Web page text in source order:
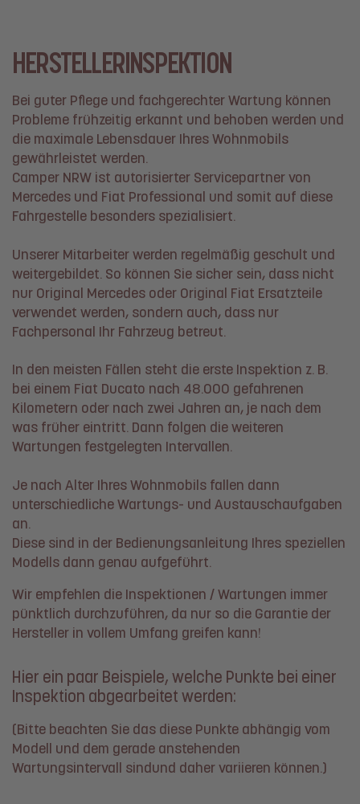
HERSTELLERINSPEKTION
Bei guter Pflege und fachgerechter Wartung können
Probleme frühzeitig erkannt und behoben werden und
die maximale Lebensdauer Ihres Wohnmobils
gewährleistet werden.
Camper NRW ist autorisierter Servicepartner von
Mercedes und Fiat Professional und somit auf diese
Fahrgestelle besonders spezialisiert.
Unserer Mitarbeiter werden regelmäßig geschult und
weitergebildet. So können Sie sicher sein, dass nicht
nur Original Mercedes oder Original Fiat Ersatzteile
verwendet werden, sondern auch, dass nur
Fachpersonal Ihr Fahrzeug betreut.
In den meisten Fällen steht die erste Inspektion z. B.
bei einem Fiat Ducato nach 48.000 gefahrenen
Kilometern oder nach zwei Jahren an, je nach dem
was früher eintritt. Dann folgen die weiteren
Wartungen festgelegten Intervallen.
Je nach Alter Ihres Wohnmobils fallen dann
unterschiedliche Wartungs- und Austauschaufgaben
an.
Diese sind in der Bedienungsanleitung Ihres speziellen
Modells dann genau aufgeführt.
Wir empfehlen die Inspektionen / Wartungen immer
pünktlich durchzuführen, da nur so die Garantie der
Hersteller in vollem Umfang greifen kann!
Hier ein paar Beispiele, welche Punkte bei einer
Inspektion abgearbeitet werden:
(Bitte beachten Sie das diese Punkte abhängig vom
Modell und dem gerade anstehenden
Wartungsintervall sindund daher variieren können.)